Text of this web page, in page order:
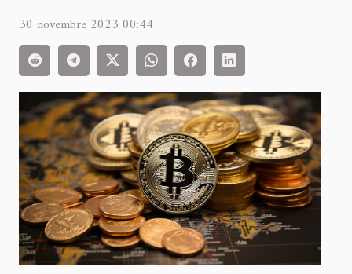
30 novembre 2023 00:44